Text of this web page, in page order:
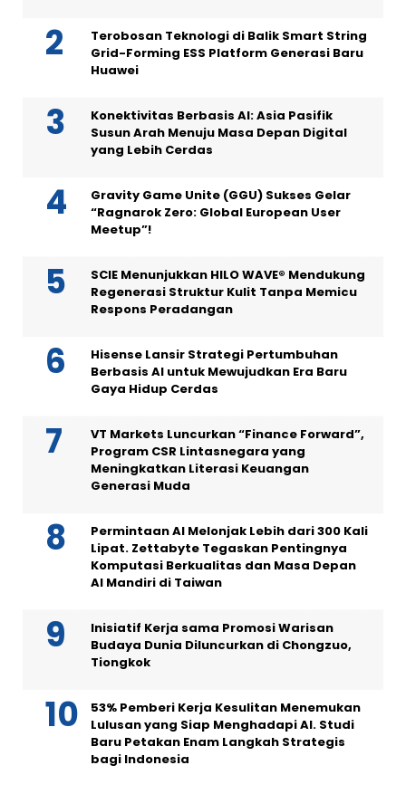
Terobosan Teknologi di Balik Smart String
Grid-Forming ESS Platform Generasi Baru
Huawei
Konektivitas Berbasis AI: Asia Pasifik
Susun Arah Menuju Masa Depan Digital
yang Lebih Cerdas
Gravity Game Unite (GGU) Sukses Gelar
“Ragnarok Zero: Global European User
Meetup”!
SCIE Menunjukkan HILO WAVE® Mendukung
Regenerasi Struktur Kulit Tanpa Memicu
Respons Peradangan
Hisense Lansir Strategi Pertumbuhan
Berbasis AI untuk Mewujudkan Era Baru
Gaya Hidup Cerdas
VT Markets Luncurkan “Finance Forward”,
Program CSR Lintasnegara yang
Meningkatkan Literasi Keuangan
Generasi Muda
Permintaan AI Melonjak Lebih dari 300 Kali
Lipat. Zettabyte Tegaskan Pentingnya
Komputasi Berkualitas dan Masa Depan
AI Mandiri di Taiwan
Inisiatif Kerja sama Promosi Warisan
Budaya Dunia Diluncurkan di Chongzuo,
Tiongkok
53% Pemberi Kerja Kesulitan Menemukan
Lulusan yang Siap Menghadapi AI. Studi
Baru Petakan Enam Langkah Strategis
bagi Indonesia